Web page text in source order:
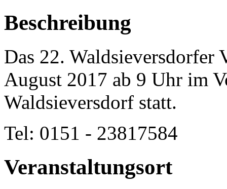
Beschreibung
Das 22. Waldsieversdorfer
August 2017 ab 9 Uhr im
Waldsieversdorf statt.
Tel: 0151 - 23817584
Veranstaltungsort